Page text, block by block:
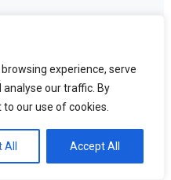
experience, serve
our traffic. By
our use of cookies.
Accept All
se baja al garaje a través del
puerta que accede
que esa puerta invade mi
plaza de garaje, ya que se
abierta por el
pero algún día de nuevo se
el sentido de apertura